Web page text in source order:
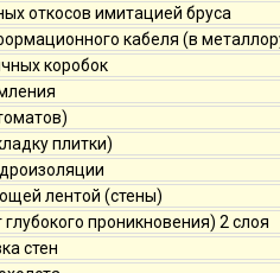
откосов имитацией бруса
кабеля (в
коробок
плитки)
лентой (стены)
глубокого проникновения) 2 слоя
стен